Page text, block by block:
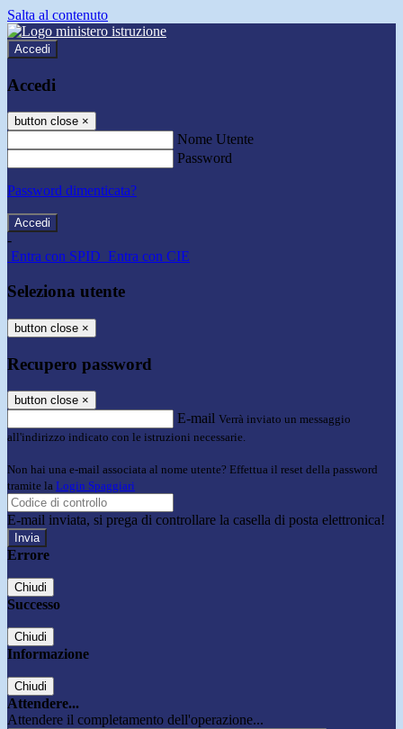
Salta al contenuto
Accedi
Accedi
button close ×
Nome Utente
Password
Password dimenticata?
-
Entra con SPID Entra con CIE
Seleziona utente
button close ×
Recupero password
button close ×
E-mail Verrà inviato un messaggio
all'indirizzo indicato con le istruzioni necessarie.
Non hai una e-mail associata al nome utente? Effettua il reset della password
tramite la Login Spaggiari
E-mail inviata, si prega di controllare la casella di posta elettronica!
Errore
Chiudi
Successo
Chiudi
Informazione
Chiudi
Attendere...
Attendere il completamento dell'operazione...